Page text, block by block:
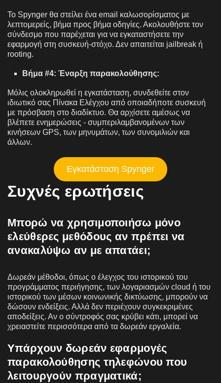
Το Spynger θα στείλει ένα email καλωσορίσματος με
λεπτομερείς, βήμα προς βήμα οδηγίες. Ακολουθήστε τον
σύνδεσμο που παρέχεται για να εγκαταστήσετε την
εφαρμογή στη συσκευή-στόχο. Δεν απαιτείται jailbreak ή
rooting.
Βήμα #4: Έναρξη παρακολούθησης:
Μόλις ολοκληρωθεί η εγκατάσταση, συνδεθείτε στον
ιδιωτικό σας Πίνακα Ελέγχου από οποιαδήποτε συσκευή
με πρόσβαση στο διαδίκτυο. Θα αρχίσετε αμέσως να
βλέπετε ενημερώσεις - συμπεριλαμβανομένων των
κινήσεων GPS, των μηνυμάτων, των συνομιλιών και
άλλων.
Εγκατάσταση Spynger
Συχνές ερωτήσεις
Μπορώ να χρησιμοποιήσω μόνο
ελεύθερες μεθόδους αν πρέπει να
ανακαλύψω αν με απατάει;
Δωρεάν μέθοδοι, όπως ο έλεγχος του ιστορικού του
προγράμματος περιήγησης, των λογαριασμών cloud ή του
ιστορικού των μέσων κοινωνικής δικτύωσης, μπορούν να
δώσουν ενδείξεις. Αλλά δεν περιέχουν συγκεκριμένες
αποδείξεις. Αν ο σύντροφός σας κρύβει κάτι, μπορεί να
χρειαστείτε περισσότερα από τα δωρεάν εργαλεία.
Υπάρχουν δωρεάν εφαρμογές
παρακολούθησης τηλεφώνου που
λειτουργούν πραγματικά;